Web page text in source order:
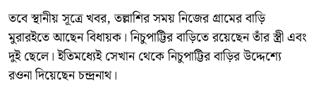
তবে স্থানীয় সূত্রে খবর, তল্লাশির সময় নিজের গ্রামের বাড়ি
মুরারইতে আছেন বিধায়ক। নিচুপাট্টির বাড়িতে রয়েছেন তাঁর স্ত্রী এবং
দুই ছেলে। ইতিমধ্যেই সেখান থেকে নিচুপাট্টির বাড়ির উদ্দেশ্যে
রওনা দিয়েছেন চন্দ্রনাথ।